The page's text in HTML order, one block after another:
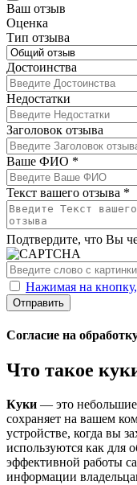
Ваш отзыв
Оценка
Тип отзыва
Достоинства
Недостатки
Заголовок отзыва
Ваше ФИО *
Текст вашего отзыва *
Подтвердите, что Вы
Нажимая на
Отправить
Согласие на
Что такое
Куки — это небольшие
сохраняет на вашем
устройстве, когда вы
используются как для
эффективной работы
информации